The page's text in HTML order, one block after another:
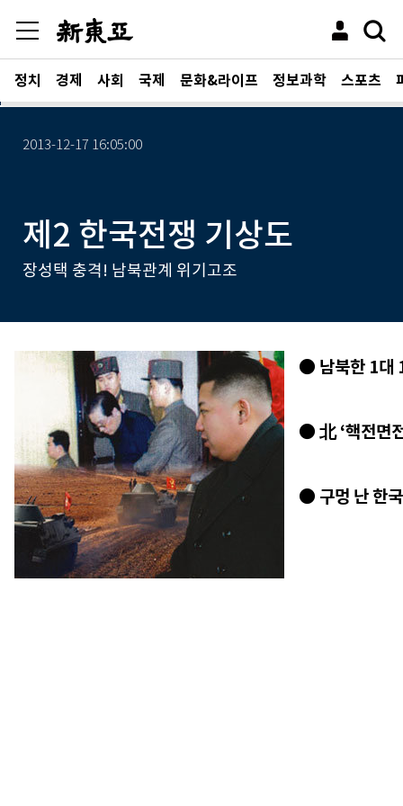
정치 경제 사회 국제 문화&라이프 정보과학 스포츠
2013-12-17 16:05:00
제2 한국전쟁 기상도
장성택 충격! 남북관계 위기고조
● 남북한 1대
● 北 ‘핵전면
● 구멍 난 한